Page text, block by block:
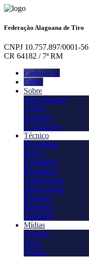
Federação Alagoana de Tiro
CNPJ 10.757.897/0001-56
CR 64182 / 7ª RM
Cadastre-se
Entrar
Sobre
Quem Somos
Clubes
Diretoria
Localização
Técnico
Disciplinas
Regras
Calendário
Resultados
Campeonato
Matriculados
Recordes
Biblioteca
Validador
Mídias
Notícias
Fotos
Vídeos